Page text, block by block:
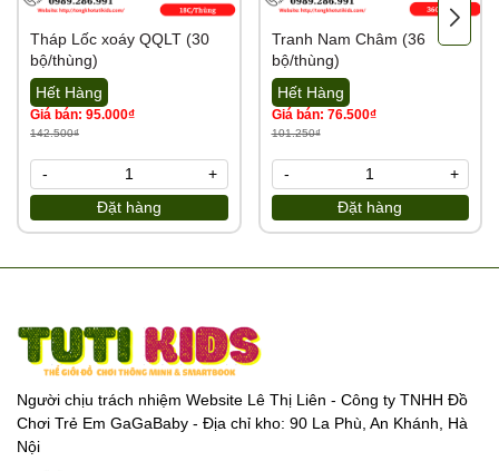
Tháp Lốc xoáy QQLT (30
bộ/thùng)
Hết Hàng
Giá bán: 95.000₫
142.500₫
Đặt hàng
- +
Tranh Nam Châm (36
bộ/thùng)
Hết Hàng
Giá bán: 76.500₫
101.250₫
Đặt hàng
- +
Người chịu trách nhiệm Website Lê Thị Liên - Công ty TNHH Đồ
Chơi Trẻ Em GaGaBaby - Địa chỉ kho: 90 La Phù, An Khánh, Hà
Nội